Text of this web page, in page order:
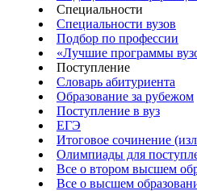
Специальности
Специальности вузов
Подбор по профессии
«Лучшие программы
Поступление
Словарь абитуриента
Образование за рубежом
Поступление в вуз
ЕГЭ
Итоговое сочинение
Олимпиады для
Все о втором высшем
Все о высшем